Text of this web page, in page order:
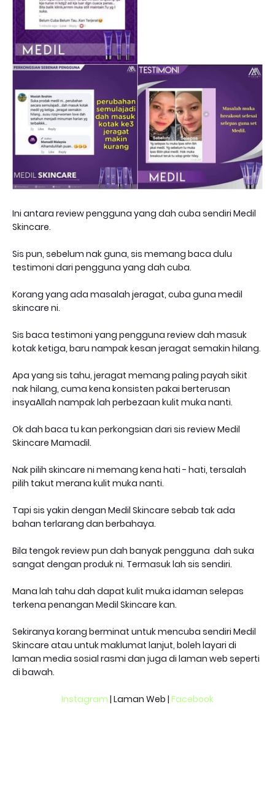
Ini antara review pengguna yang dah cuba sendiri Medil
Skincare.
Sis pun, sebelum nak guna, sis memang baca dulu
testimoni dari pengguna yang dah cuba.
Korang yang ada masalah jeragat, cuba guna medil
skincare ni.
Sis baca testimoni yang pengguna review dah masuk
kotak ketiga, baru nampak kesan jeragat semakin hilang.
Apa yang sis tahu, jeragat memang paling payah sikit
nak hilang, cuma kena konsisten pakai berterusan
insyaAllah nampak lah perbezaan kulit muka nanti.
Ok dah baca tu kan perkongsian dari sis review Medil
Skincare Mamadil.
Nak pilih skincare ni memang kena hati - hati, tersalah
pilih takut merana kulit muka nanti.
Tapi sis yakin dengan Medil Skincare sebab tak ada
bahan terlarang dan berbahaya.
Bila tengok review pun dah banyak pengguna dah suka
sangat dengan produk ni. Termasuk lah sis sendiri.
Mana lah tahu dah dapat kulit muka idaman selepas
terkena penangan Medil Skincare kan.
Sekiranya korang berminat untuk mencuba sendiri Medil
Skincare atau untuk maklumat lanjut, boleh layari di
laman media sosial rasmi dan juga di laman web seperti
di bawah.
Instagram | Laman Web | Facebook